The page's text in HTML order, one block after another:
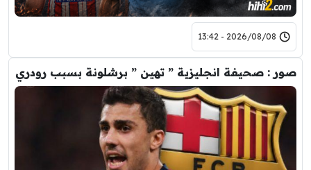
2026/08/08 - 13:42
صور : صحيفة انجليزية ” تهين ” برشلونة بسبب رودري